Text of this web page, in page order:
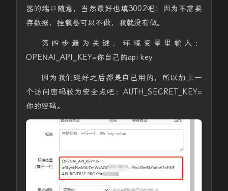
器的端口随意，当然最好也填3002吧！因为不需要
存数据，挂载卷可以不做，我就没有做。
第四步最为关键，环境变量里输入：
OPENAI_API_KEY=你自己的api key
因为我们建好之后都是自己用的，所以加上一
个访问密码较为安全点吧：AUTH_SECRET_KEY=
你的密码。